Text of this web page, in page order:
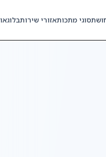
סוגי מתכותאזורי שירותבלוג